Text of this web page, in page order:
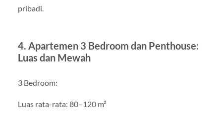
pribadi.
4. Apartemen 3 Bedroom dan Penthouse:
Luas dan Mewah
3 Bedroom:
Luas rata-rata: 80–120 m²